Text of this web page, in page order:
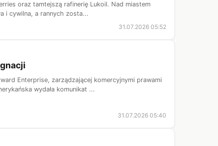
oraz tamtejszą rafinerię Lukoil. Nad miastem
i cywilna, a rannych zosta...
31.07.2026 05:52
Enterprise, zarządzającej komercyjnymi prawami
wydała komunikat ...
31.07.2026 05:40